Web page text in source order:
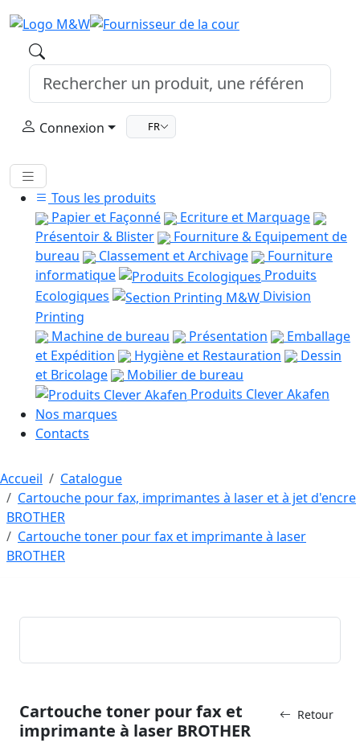
Connexion FR
Tous les produits
Papier et Façonné
Ecriture et Marquage
Présentoir & Blister
Fourniture & Equipement de
bureau
Classement et Archivage
Fourniture
informatique
Produits
Ecologiques
Division
Printing
Machine de bureau
Présentation
Emballage
et Expédition
Hygiène et Restauration
Dessin
et Bricolage
Mobilier de bureau
Produits Clever Akafen
Nos marques
Contacts
Accueil
Catalogue
Cartouche pour fax, imprimantes à laser et à jet d'encre
BROTHER
Cartouche toner pour fax et imprimante à laser
BROTHER
Retour
Cartouche toner pour fax et
imprimante à laser BROTHER